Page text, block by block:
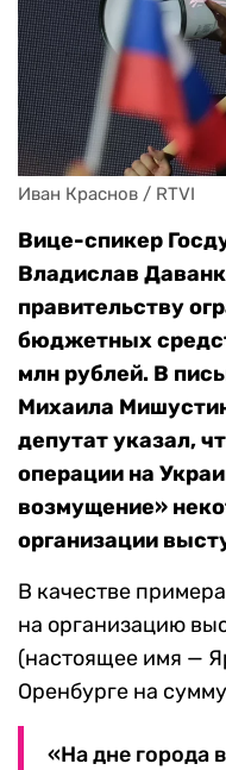
Иван Краснов / RTVI
Вице-спикер
Владислав
правительству
бюджетных
млн рублей. В
Михаила
депутат указал,
операции на
возмущение»
организации
В качестве
на организацию
(настоящее имя —
Оренбурге на
«На дне города